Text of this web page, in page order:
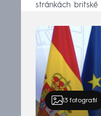
stránkách britské
13 fotografií